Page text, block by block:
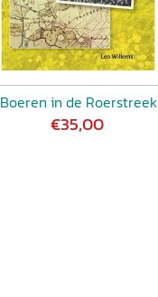
Boeren in de Roerstreek
€35,00